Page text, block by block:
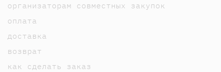
организаторам совместных закупок
оплата
доставка
возврат
как сделать заказ